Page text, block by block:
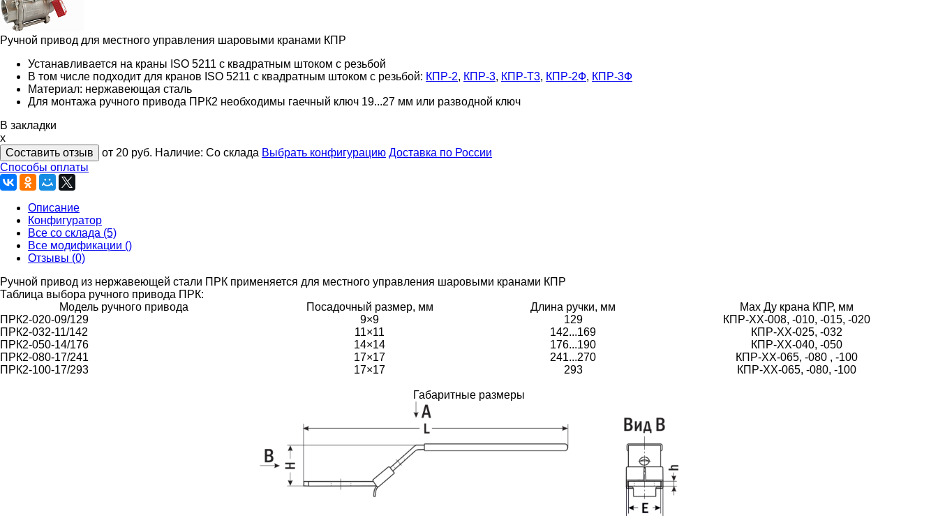
Ручной привод для местного управления шаровыми кранами КПР
Устанавливается на краны ISO 5211 с квадратным штоком с резьбой
В том числе подходит для кранов ISO 5211 с квадратным штоком с резьбой: КПР-2, КПР-3, КПР-Т3, КПР-2Ф, КПР-3Ф
Материал: нержавеющая сталь
Для монтажа ручного привода ПРК2 необходимы гаечный ключ 19...27 мм или разводной ключ
В закладки
x
Составить отзыв
от 20 руб. Наличие: Со склада Выбрать конфигурацию Доставка по России
Способы оплаты
Описание
Конфигуратор
Все со склада (5)
Все модификации ()
Отзывы (0)
Ручной привод из нержавеющей стали ПРК применяется для местного управления шаровыми кранами КПР
Таблица выбора ручного привода ПРК:
Модель ручного привода
Посадочный размер, мм Длина ручки, мм
Max Ду крана КПР, мм
ПРК2-020-09/129
9×9 129
КПР-ХХ-008, -010, -015, -020
ПРК2-032-11/142
11×11 142...169
КПР-ХХ-025, -032
ПРК2-050-14/176
14×14 176...190
КПР-ХХ-040, -050
ПРК2-080-17/241
17×17 241...270
КПР-ХХ-065, -080 , -100
ПРК2-100-17/293
17×17 293 КПР-ХХ-065, -080, -100
Габаритные размеры